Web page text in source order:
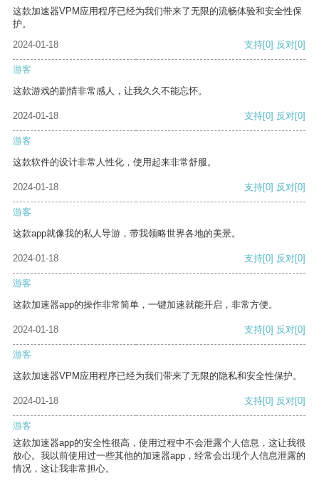
这款加速器VPM应用程序已经为我们带来了无限的流畅体验和安全性保
护。
2024-01-18
支持[0] 反对[0]
游客
这款游戏的剧情非常感人，让我久久不能忘怀。
2024-01-18 支持[0] 反对[0]
游客
这款软件的设计非常人性化，使用起来非常舒服。
2024-01-18 支持[0] 反对[0]
游客
这款app就像我的私人导游，带我领略世界各地的美景。
2024-01-18 支持[0] 反对[0]
游客
这款加速器app的操作非常简单，一键加速就能开启，非常方便。
2024-01-18 支持[0] 反对[0]
游客
这款加速器VPM应用程序已经为我们带来了无限的隐私和安全性保护。
2024-01-18 支持[0] 反对[0]
游客
这款加速器app的安全性很高，使用过程中不会泄露个人信息，这让我很
放心。我以前使用过一些其他的加速器app，经常会出现个人信息泄露的
情况，这让我非常担心。